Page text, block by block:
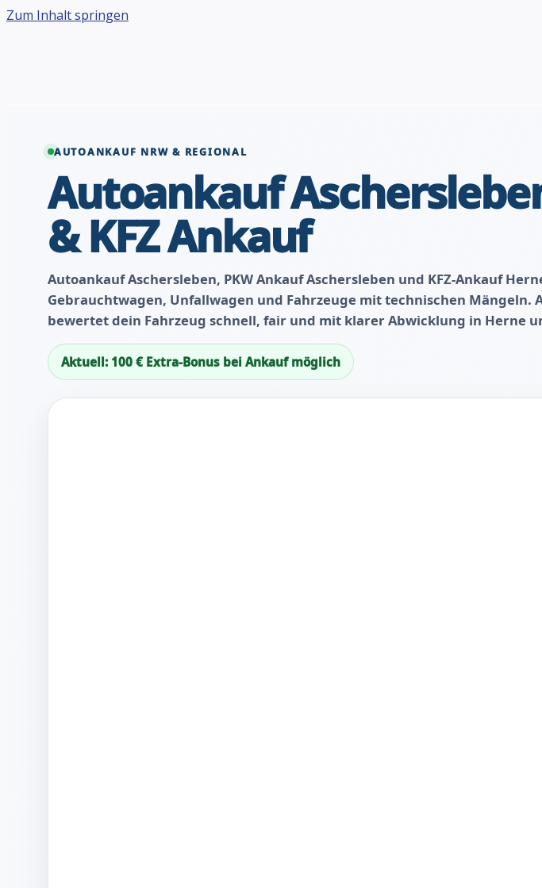
Zum Inhalt springen
AUTOANKAUF NRW & REGIONAL
Autoankauf
& KFZ Ankauf
Autoankauf Aschersleben, PKW Ankauf Aschersleben und KFZ-Ankauf
Gebrauchtwagen, Unfallwagen und Fahrzeuge mit technischen Mängeln.
bewertet dein Fahrzeug schnell, fair und mit klarer Abwicklung in Herne
Aktuell: 100 € Extra-Bonus bei Ankauf möglich